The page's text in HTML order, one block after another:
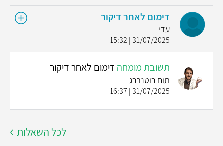
דימום לאחר דיקור
עדי
31/07/2025 | 15:32
תשובת מומחה דימום לאחר דיקור
תום רוטנברג
31/07/2025 | 16:37
לכל השאלות